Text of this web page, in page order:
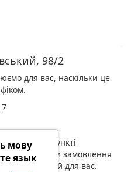
мову
язык
98/2
для вас, наскільки це
товару у пункті
оформлювати замовлення
для вас.